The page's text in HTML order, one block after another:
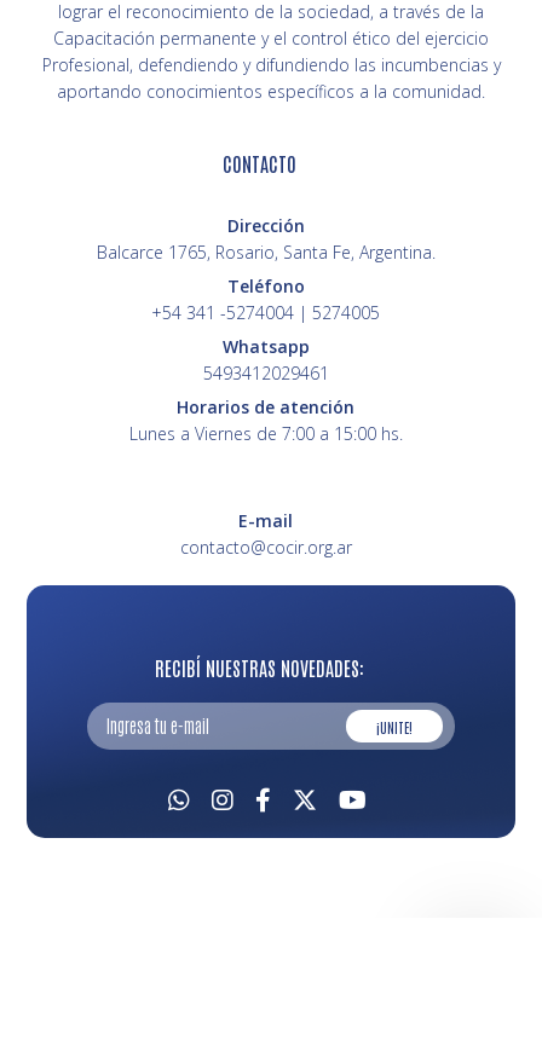
RECIBÍ NUESTRAS NOVEDADES:
¡UNITE!
lograr el reconocimiento de la sociedad, a través de la
Capacitación permanente y el control ético del ejercicio
Profesional, defendiendo y difundiendo las incumbencias y
aportando conocimientos específicos a la comunidad.
CONTACTO
Dirección
Balcarce 1765, Rosario, Santa Fe, Argentina.
Teléfono
+54 341 -5274004 | 5274005
Whatsapp
5493412029461
Horarios de atención
Lunes a Viernes de 7:00 a 15:00 hs.
E-mail
contacto@cocir.org.ar